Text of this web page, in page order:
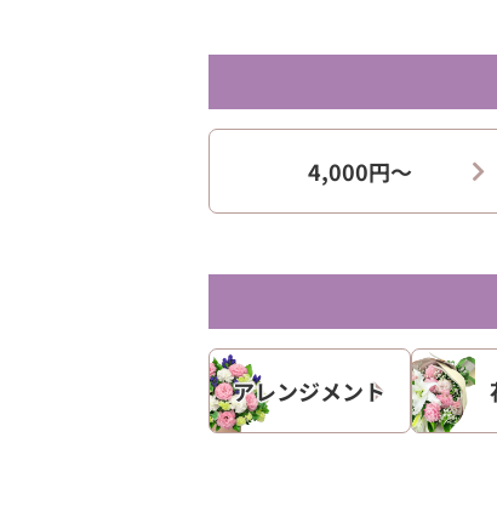
4,000円〜
アレンジメント